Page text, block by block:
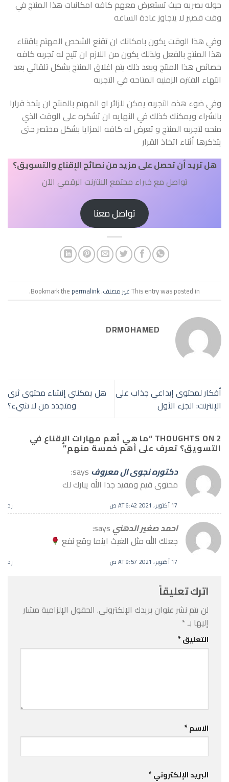
جوله بصريه حيث تستعرض معهم كافه امكانيات هذا المنتج في
وقت قصير لا يتجاوز عادة الساعه
وفي هذا الوقت يكون بامكانك ان تقنع الشخص المهتم باقتناء
هذا المنتج بالفعل ولذلك يكون من اللازم ان تتيح له تجربه كافه
خصائص هذا المنتج وبعد ذلك يتم اغلاق المنتج بشكل تلقائي بعد
انتهاء الفتره الزمنيه المتاحه في التجربه
وفي ضوء هذه التجربه يمكن للزائر او المهتم بالمنتج ان يتخذ قرارا
بالشراء ويمكنك كذلك في النهايه ان تشكره على الوقت الذي
منحه لتجربه المنتج و تعرض له كافه المزايا بشكل مختصر حتى
يتذكرها أثناء اتخاذ القرار
هل تريد أن تحصل على مزيد من نصائح الإقناع والتسويق؟
تواصل مع خبراء مجتمع الانترنت الرقمي الآن
تواصل معنا
This entry was posted inغير مصنف. Bookmark the
permalink
.
DRMOHAMED
أفكار لمحتوى إبداعي جذاب على
الإنترنت: الجزء الأول
هل يمكنني إنشاء محتوى ثري
ومتجدد من لا شيء؟
2 THOUGHTS ON “ ما هي أهم مهارات الإقناع في
التسويق؟ تعرف على أهم خمسة منهم”
دكتوره نجوى ال معروف says:
محتوى قيم ومفيد جدا الله يبارك لك
17 أكتوبر، 2021 AT 6:42 ص رد
احمد صغير الدهنيsays:
جعلك الله مثل الغيث اينما وقع نفع
17 أكتوبر، 2021 AT 9:57 ص رد
اترك تعليقاً
لن يتم نشر عنوان بريدك الإلكتروني. الحقول الإلزامية مشار
إليها بـ*
التعليق*
الاسم*
البريد الإلكتروني*